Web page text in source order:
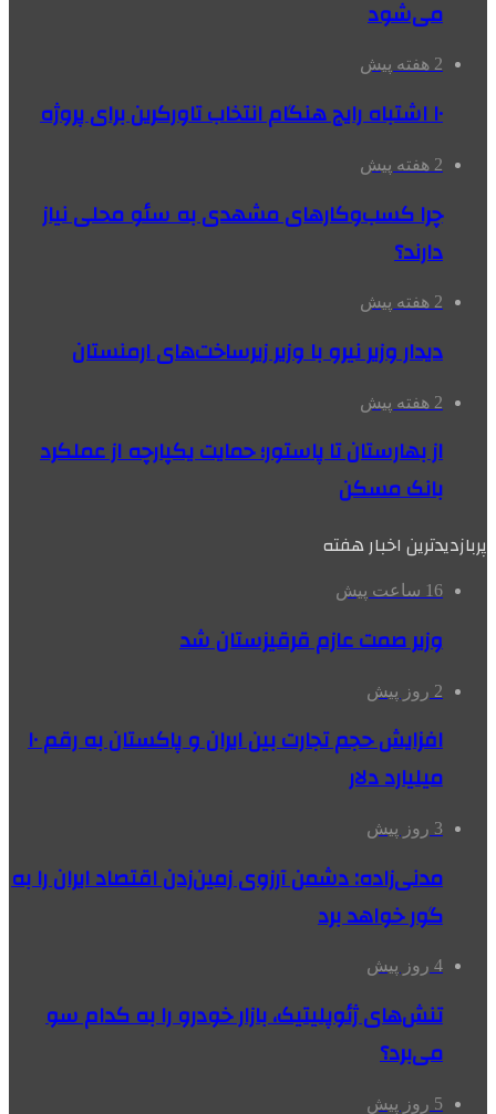
می‌شود
2 هفته پیش
۱۰ اشتباه رایج هنگام انتخاب تاورکرین برای پروژه
2 هفته پیش
چرا کسب‌وکارهای مشهدی به سئو محلی نیاز
دارند؟
2 هفته پیش
دیدار وزیر نیرو با وزیر زیرساخت‌های ارمنستان
2 هفته پیش
از بهارستان تا پاستور؛ حمایت یکپارچه از عملکرد
بانک مسکن
پربازدیدترین اخبار هفته
16 ساعت پیش
وزیر صمت عازم قرقیزستان شد
2 روز پیش
افزایش حجم تجارت بین ایران و پاکستان به رقم ۱۰
میلیارد دلار
3 روز پیش
مدنی‌زاده: دشمن آرزوی زمین‌زدن اقتصاد ایران را به
گور خواهد برد
4 روز پیش
تنش‌های ژئوپلیتیک، بازار خودرو را به کدام سو
می‌برد؟
5 روز پیش